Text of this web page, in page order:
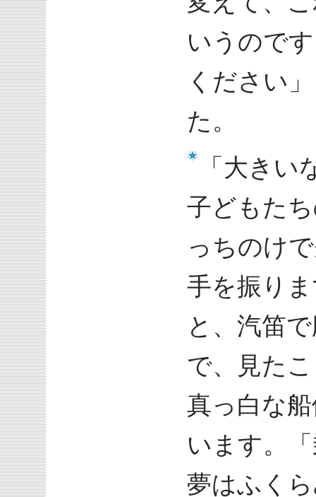
いうので
ください
た。
「大き
子どもた
っちのけ
手を振り
と、汽笛
で、見た
真っ白な
います。
夢はふく